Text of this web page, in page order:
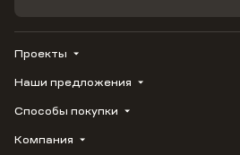
Проекты
ВЕРН
1799
Наши предложения
Купить квартиру
Студию
Способы покупки
Трейд-ин
Компания